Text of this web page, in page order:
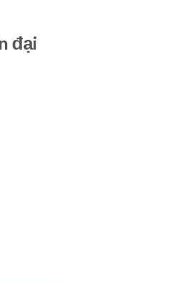
đại